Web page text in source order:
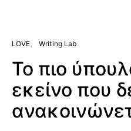
LOVE Writing Lab
Το πιο
εκείνο που